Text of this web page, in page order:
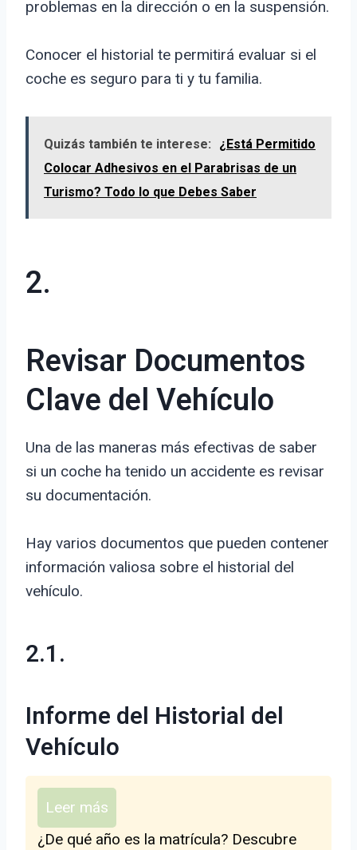
problemas en la dirección o en la suspensión.
Conocer el historial te permitirá evaluar si el
coche es seguro para ti y tu familia.
Quizás también te interese:
¿Está Permitido
Colocar Adhesivos en el Parabrisas de un
Turismo? Todo lo que Debes Saber
2.
Revisar Documentos
Clave del Vehículo
Una de las maneras más efectivas de saber
si un coche ha tenido un accidente es revisar
su documentación.
Hay varios documentos que pueden contener
información valiosa sobre el historial del
vehículo.
2.1.
Informe del Historial del
Vehículo
Leer más
¿De qué año es la matrícula? Descubre